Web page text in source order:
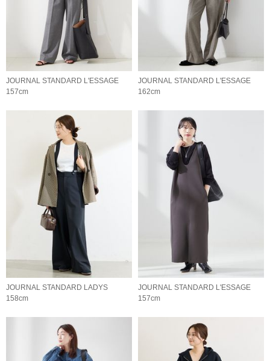
JOURNAL STANDARD L'ESSAGE
157cm
JOURNAL STANDARD L'ESSAGE
162cm
JOURNAL STANDARD LADYS
158cm
JOURNAL STANDARD L'ESSAGE
157cm